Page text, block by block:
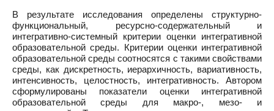
В результате исследования определены структурно-
функциональный, ресурсно-содержательный и
интегративно-системный критерии оценки интегративной
образовательной среды. Критерии оценки интегративной
образовательной среды соотносятся с такими свойствами
среды, как дискретность, иерархичность, вариативность,
интенсивность, целостность, интегративность. Автором
сформулированы показатели оценки интегративной
образовательной среды для макро-, мезо- и